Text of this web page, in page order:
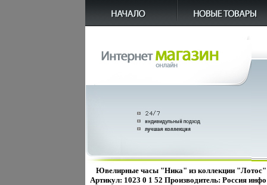
Ювелирные часы "Ника" из коллекции "Лотос"
Артикул: 1023 0 1 52 Производитель: Россия